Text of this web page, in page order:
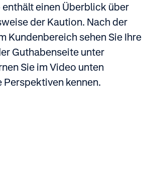
enthält einen Überblick über
der Kaution. Nach der
Kundenbereich sehen Sie Ihre
Guthabenseite unter
Sie im Video unten
Perspektiven kennen.